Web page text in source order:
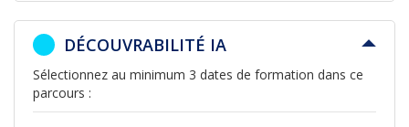
DÉCOUVRABILITÉ IA
Sélectionnez au minimum 3 dates de formation dans ce
parcours :